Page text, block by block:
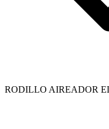
RODILLO AIREADOR